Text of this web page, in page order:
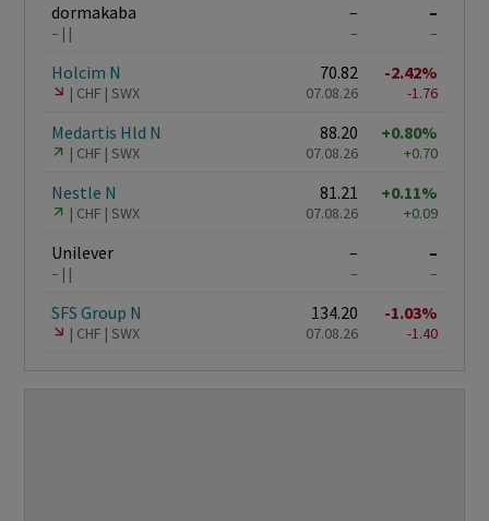
dormakaba
–
–
–
–
–
Holcim N
CHF SWX
70.82
07.08.26
-2.42%
-1.76
Medartis Hld N
CHF SWX
88.20
07.08.26
+0.80%
+0.70
Nestle N
CHF SWX
81.21
07.08.26
+0.11%
+0.09
Unilever
–
–
–
–
–
SFS Group N
CHF SWX
134.20
07.08.26
-1.03%
-1.40